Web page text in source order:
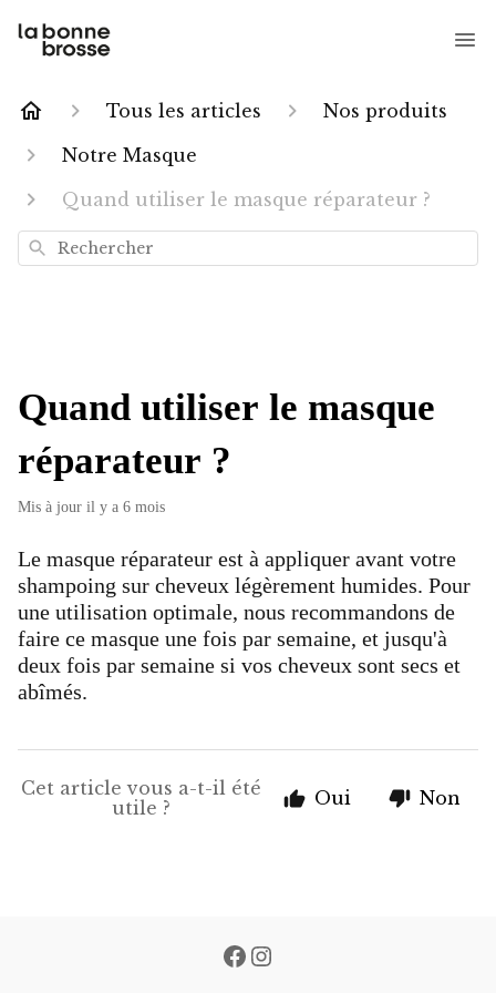
Tous les articles
Nos produits
Notre Masque
Quand utiliser le masque réparateur ?
Rechercher
Quand utiliser le masque
réparateur ?
Mis à jour il y a 6 mois
Le masque réparateur est à appliquer avant votre
shampoing sur cheveux légèrement humides. Pour
une utilisation optimale, nous recommandons de
faire ce masque une fois par semaine, et jusqu'à
deux fois par semaine si vos cheveux sont secs et
abîmés.
Cet article vous a-t-il été
utile ?
Oui Non